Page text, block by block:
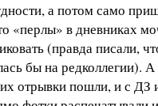
а потом само
«перлы» в дневниках
(правда писали,
бы на редколлегии).
отрывки пошли, и с ДЗ